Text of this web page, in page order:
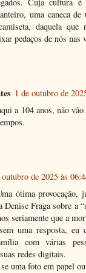
uma caneca
daquela que
pedaços de nós nas
1 de outubro de
a 104 anos, não
outubro de 2025 às
ótima provocação,
Denise Fraga sobre a
seriamente que a
uma resposta, eu
com várias
redes digitais.
uma foto em papel